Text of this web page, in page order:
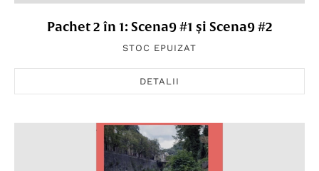
Pachet 2 în 1: Scena9 #1 și Scena9 #2
STOC EPUIZAT
DETALII